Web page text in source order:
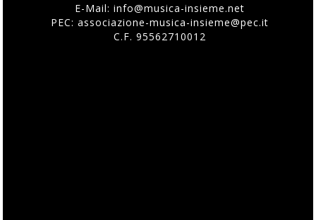
E-Mail: info@musica-insieme.net
PEC: associazione-musica-insieme@pec.it
C.F. 95562710012